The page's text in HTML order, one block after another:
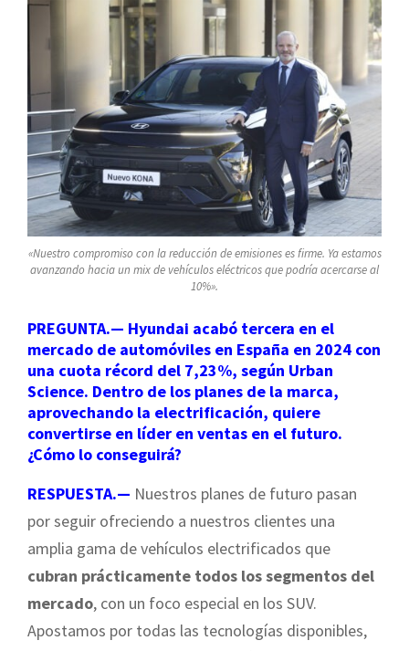
«Nuestro compromiso con la reducción de emisiones es firme. Ya estamos
avanzando hacia un mix de vehículos eléctricos que podría acercarse al
10%».
PREGUNTA.— Hyundai acabó tercera en el
mercado de automóviles en España en 2024 con
una cuota récord del 7,23%, según Urban
Science. Dentro de los planes de la marca,
aprovechando la electrificación, quiere
convertirse en líder en ventas en el futuro.
¿Cómo lo conseguirá?
RESPUESTA.— Nuestros planes de futuro pasan
por seguir ofreciendo a nuestros clientes una
amplia gama de vehículos electrificados que
cubran prácticamente todos los segmentos del
mercado, con un foco especial en los SUV.
Apostamos por todas las tecnologías disponibles,